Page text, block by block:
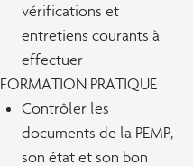
vérifications et
entretiens courants à
effectuer
FORMATION PRATIQUE
Contrôler les
documents de la PEMP,
son état et son bon